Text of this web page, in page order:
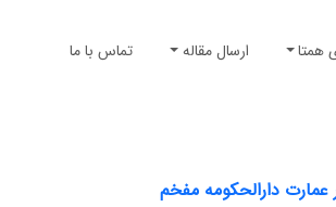
همتا ارسال مقاله تماس با ما
عمارت دارالحکومه مفخم